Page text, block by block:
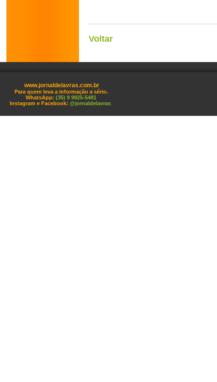
Voltar
www.jornaldelavras.com.br
Para quem leva a informação a sério.
WhatsApp: (35) 9 9925-5481
Instagram e Facebook: @jornaldelavras